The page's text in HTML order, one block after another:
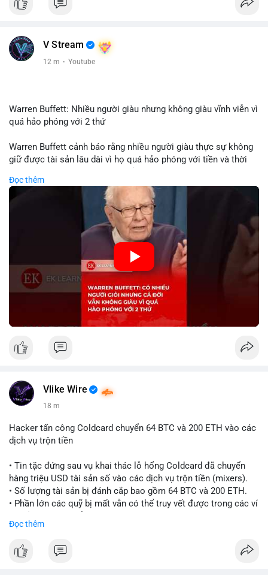
V Stream
12 m · Youtube
Warren Buffett: Nhiều người giàu nhưng không giàu vĩnh viễn vì
quá hảo phóng với 2 thứ
Warren Buffett cảnh báo rằng nhiều người giàu thực sự không
giữ được tài sản lâu dài vì họ quá hảo phóng với tiền và thời
nhuận tái đầu tư và suy giảm sức mạnh tăng trưởng danh mục.
Đối với nhà đầu tư crypto, giữ lại lợi nhuận để tái đầu tư vào
dự án tiềm năng quan trọng hơn chia sẻ quá mức. Cân bằng
đóng góp xã hội và bảo vệ tài sản giúp nhà đầu tư đạt được
bền vững tài chính mà Buffett đề cao.
🎥 Xem video trực tiếp tại:
Nguồn: KIEN THUC KINH TE
Đọc thêm
Vlike Wire
18 m
Hacker tấn công Coldcard chuyển 64 BTC và 200 ETH vào các
dịch vụ trộn tiền
• Tin tặc đứng sau vụ khai thác lỗ hổng Coldcard đã chuyển
hàng triệu USD tài sản số vào các dịch vụ trộn tiền (mixers).
• Số lượng tài sản bị đánh cắp bao gồm 64 BTC và 200 ETH.
• Phần lớn các quỹ bị mất vẫn có thể truy vết được trong các ví
#cryptonews
Đọc thêm